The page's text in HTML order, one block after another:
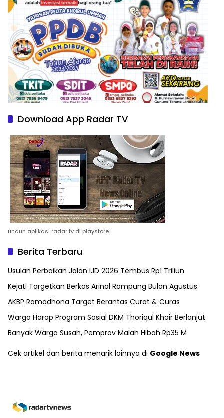
Download App Radar TV
unduh aplikasi radar tv di playstore
Berita Terbaru
Usulan Perbaikan Jalan IJD 2026 Tembus Rp1 Triliun
Kejati Targetkan Berkas Arinal Rampung Bulan Agustus
AKBP Ramadhona Target Berantas Curat & Curas
Warga Harap Program Sosial DKM Thoriqul Khoir Berlanjut
Banyak Warga Susah, Pemprov Malah Hibah Rp35 M
Cek artikel dan berita menarik lainnya di Google News